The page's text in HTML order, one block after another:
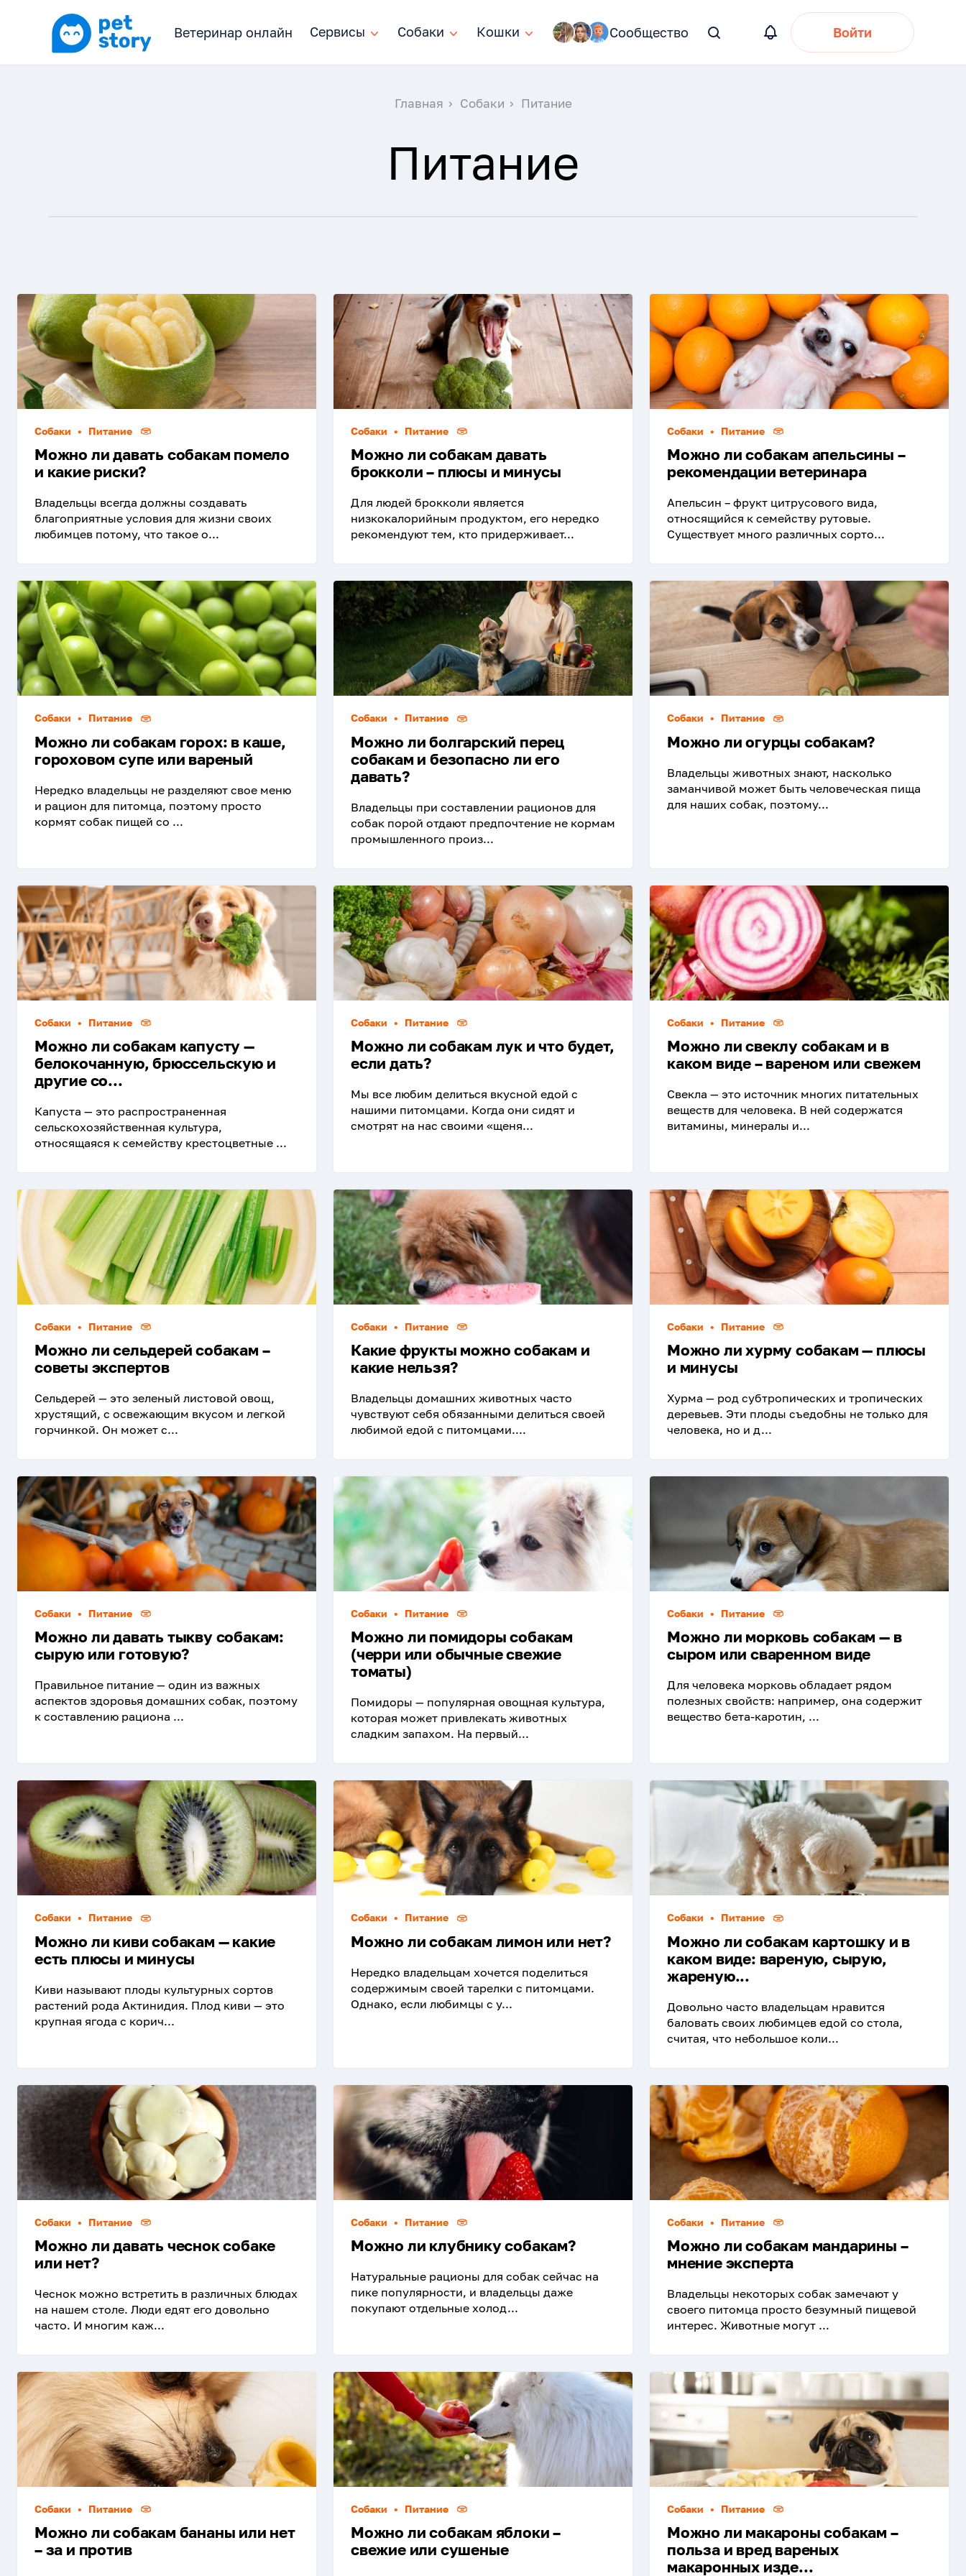
Ветеринар онлайн Сервисы
Сервисы Собаки
Собаки Кошки
Кошки Сообщество Войти
Главная Собаки Питание
Питание
Собаки • Питание
Можно ли давать собакам помело
и какие риски?
Владельцы всегда должны создавать
благоприятные условия для жизни своих
любимцев потому, что такое о...
Собаки • Питание
Можно ли собакам давать
брокколи – плюсы и минусы
Для людей брокколи является
низкокалорийным продуктом, его нередко
рекомендуют тем, кто придерживает...
Собаки • Питание
Можно ли собакам апельсины –
рекомендации ветеринара
Апельсин – фрукт цитрусового вида,
относящийся к семейству рутовые.
Существует много различных сорто...
Собаки • Питание
Можно ли собакам горох: в каше,
гороховом супе или вареный
Нередко владельцы не разделяют свое меню
и рацион для питомца, поэтому просто
кормят собак пищей со ...
Собаки • Питание
Можно ли болгарский перец
собакам и безопасно ли его
давать?
Владельцы при составлении рационов для
собак порой отдают предпочтение не кормам
промышленного произ...
Собаки • Питание
Можно ли огурцы собакам?
Владельцы животных знают, насколько
заманчивой может быть человеческая пища
для наших собак, поэтому...
Собаки • Питание
Можно ли собакам капусту —
белокочанную, брюссельскую и
другие со...
Капуста — это распространенная
сельскохозяйственная культура,
относящаяся к семейству крестоцветные ...
Собаки • Питание
Можно ли собакам лук и что будет,
если дать?
Мы все любим делиться вкусной едой с
нашими питомцами. Когда они сидят и
смотрят на нас своими «щеня...
Собаки • Питание
Можно ли свеклу собакам и в
каком виде – вареном или свежем
Свекла — это источник многих питательных
веществ для человека. В ней содержатся
витамины, минералы и...
Собаки • Питание
Можно ли сельдерей собакам –
советы экспертов
Сельдерей — это зеленый листовой овощ,
хрустящий, с освежающим вкусом и легкой
горчинкой. Он может с...
Собаки • Питание
Какие фрукты можно собакам и
какие нельзя?
Владельцы домашних животных часто
чувствуют себя обязанными делиться своей
любимой едой с питомцами....
Собаки • Питание
Можно ли хурму собакам — плюсы
и минусы
Хурма — род субтропических и тропических
деревьев. Эти плоды съедобны не только для
человека, но и д...
Собаки • Питание
Можно ли давать тыкву собакам:
сырую или готовую?
Правильное питание — один из важных
аспектов здоровья домашних собак, поэтому
к составлению рациона ...
Собаки • Питание
Можно ли помидоры собакам
(черри или обычные свежие
томаты)
Помидоры — популярная овощная культура,
которая может привлекать животных
сладким запахом. На первый...
Собаки • Питание
Можно ли морковь собакам — в
сыром или сваренном виде
Для человека морковь обладает рядом
полезных свойств: например, она содержит
вещество бета-каротин, ...
Собаки • Питание
Можно ли киви собакам — какие
есть плюсы и минусы
Киви называют плоды культурных сортов
растений рода Актинидия. Плод киви — это
крупная ягода с корич...
Собаки • Питание
Можно ли собакам лимон или нет?
Нередко владельцам хочется поделиться
содержимым своей тарелки с питомцами.
Однако, если любимцы с у...
Собаки • Питание
Можно ли собакам картошку и в
каком виде: вареную, сырую,
жареную...
Довольно часто владельцам нравится
баловать своих любимцев едой со стола,
считая, что небольшое коли...
Собаки • Питание
Можно ли давать чеснок собаке
или нет?
Чеснок можно встретить в различных блюдах
на нашем столе. Люди едят его довольно
часто. И многим каж...
Собаки • Питание
Можно ли клубнику собакам?
Натуральные рационы для собак сейчас на
пике популярности, и владельцы даже
покупают отдельные холод...
Собаки • Питание
Можно ли собакам мандарины –
мнение эксперта
Владельцы некоторых собак замечают у
своего питомца просто безумный пищевой
интерес. Животные могут ...
Собаки • Питание
Можно ли собакам бананы или нет
– за и против
Собаки • Питание
Можно ли собакам яблоки –
свежие или сушеные
Собаки • Питание
Можно ли макароны собакам –
польза и вред вареных
макаронных изде...